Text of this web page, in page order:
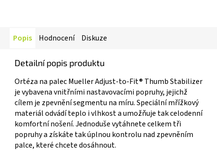
Popis Hodnocení Diskuze
Detailní popis produktu
Ortéza na palec Mueller Adjust-to-Fit® Thumb Stabilizer
je vybavena vnitřními nastavovacími popruhy, jejichž
cílem je zpevnění segmentu na míru. Speciální mřížkový
materiál odvádí teplo i vlhkost a umožňuje tak celodenní
komfortní nošení. Jednoduše vytáhnete celkem tři
popruhy a získáte tak úplnou kontrolu nad zpevněním
palce, které chcete dosáhnout.